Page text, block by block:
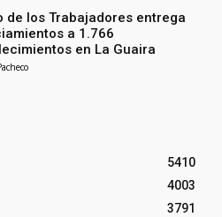
de los Trabajadores entrega
a 1.766
en La Guaira
5410
4003
3791